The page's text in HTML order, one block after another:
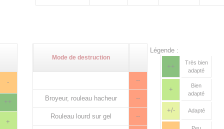
-
++
+
Mode de destruction
--
Broyeur, rouleau hacheur --
Rouleau lourd sur gel --
Légende :
++
Très bien
adapté
+
Bien
adapté
+/- Adapté